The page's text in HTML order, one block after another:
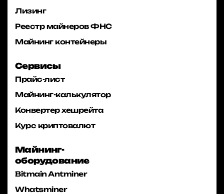
Лизинг
Реестр майнеров ФНС
Майнинг контейнеры
Сервисы
Прайс-лист
Майнинг-калькулятор
Конвертер хешрейта
Курс криптовалют
Майнинг-
оборудование
Bitmain Antminer
Whatsminer